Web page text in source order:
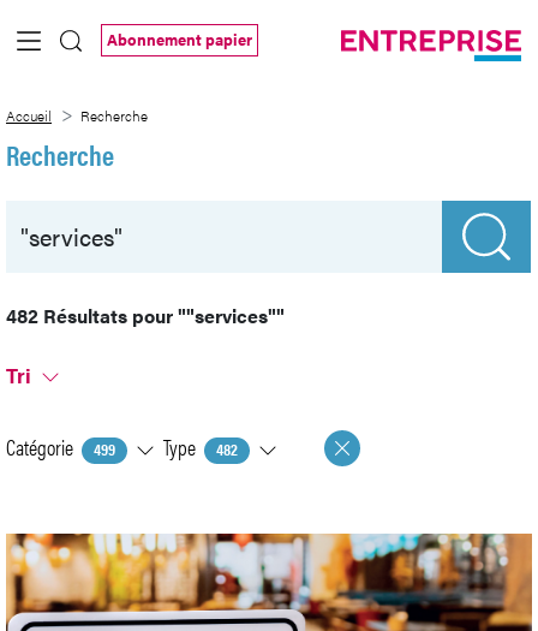
Saut au contenu principal
Abonnement papier
Accueil Recherche
Recherche
482 Résultats pour""services""
Tri
Catégorie 499 Type 482